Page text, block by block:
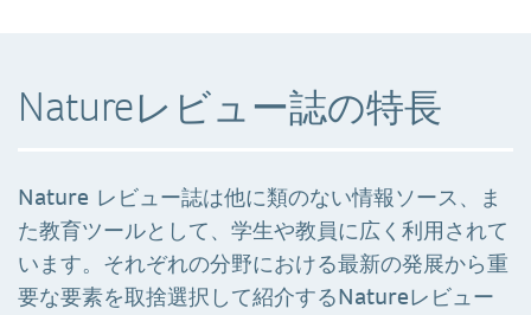
Natureレビュー誌の特長
Nature レビュー誌は他に類のない情報ソース、ま
た教育ツールとして、学生や教員に広く利用されて
います。それぞれの分野における最新の発展から重
要な要素を取捨選択して紹介するNatureレビュー